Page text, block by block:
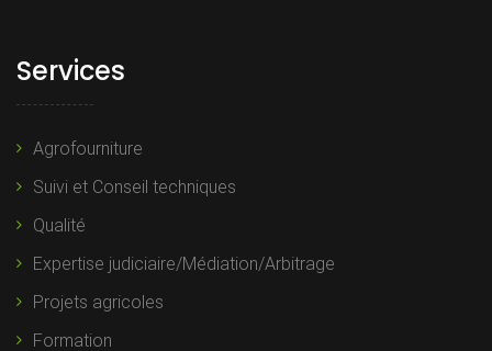
Services
Agrofourniture
Suivi et Conseil techniques
Qualité
Expertise judiciaire/Médiation/Arbitrage
Projets agricoles
Formation